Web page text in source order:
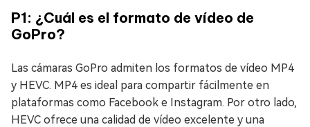
P1: ¿Cuál es el formato de vídeo de
GoPro?
Las cámaras GoPro admiten los formatos de vídeo MP4
y HEVC. MP4 es ideal para compartir fácilmente en
plataformas como Facebook e Instagram. Por otro lado,
HEVC ofrece una calidad de vídeo excelente y una